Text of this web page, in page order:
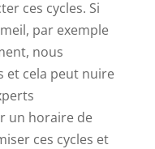
ces cycles. Si
par exemple
nous
et cela peut nuire
un horaire de
ces cycles et